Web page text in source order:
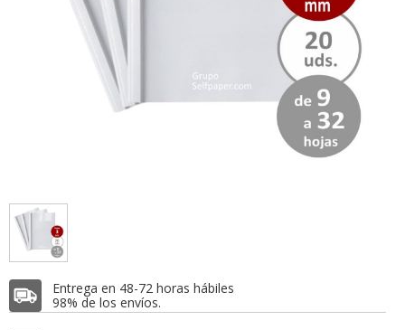
Entrega en 48-72 horas hábiles
98% de los envíos.